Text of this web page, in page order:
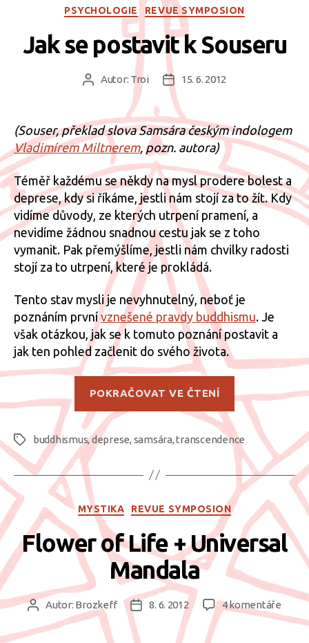
Rubriky
PSYCHOLOGIE REVUE SYMPOSION
Jak se postavit k Souseru
AutorAutor: Troi
Datum
příspěvku
15. 6. 2012
(Souser, překlad slova Samsára českým indologem
Vladimírem Miltnerem, pozn. autora)
Téměř každému se někdy na mysl prodere bolest a
deprese, kdy si říkáme, jestli nám stojí za to žít. Kdy
vidíme důvody, ze kterých utrpení pramení, a
nevidíme žádnou snadnou cestu jak se z toho
vymanit. Pak přemýšlíme, jestli nám chvilky radosti
stojí za to utrpení, které je prokládá.
Tento stav mysli je nevyhnutelný, neboť je
poznáním první vznešené pravdy buddhismu. Je
však otázkou, jak se k tomuto poznání postavit a
jak ten pohled začlenit do svého života.
POKRAČOVAT VE ČTENÍ
se
postavit
k
Souseru“
Štítkybuddhismus,deprese, samsára,transcendence
Rubriky
MYSTIKA REVUE SYMPOSION
Flower of Life + Universal
Mandala
Autor
příspěvku
Autor: Brozkeff
Datum8. 6. 2012 4 komentářeu
textu